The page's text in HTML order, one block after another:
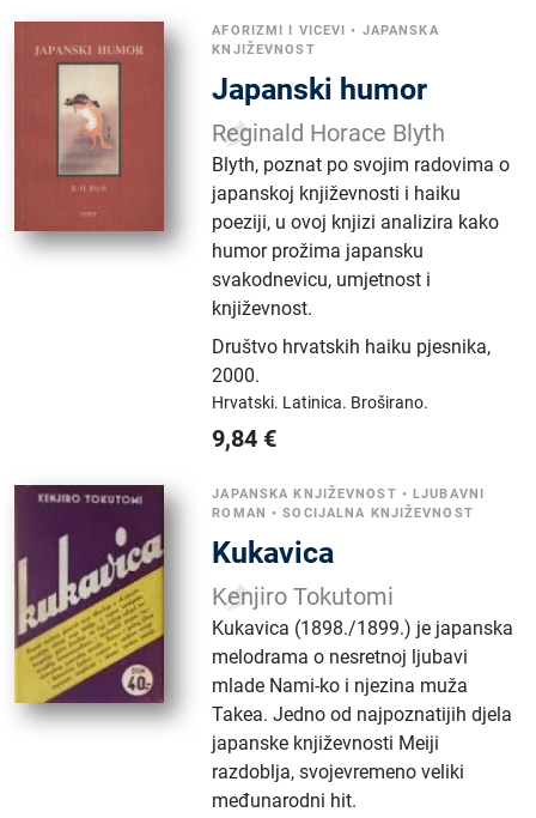
AFORIZMI I VICEVI • JAPANSKA
KNJIŽEVNOST
Japanski humor
Reginald Horace Blyth
Blyth, poznat po svojim radovima o
japanskoj književnosti i haiku
poeziji, u ovoj knjizi analizira kako
humor prožima japansku
svakodnevicu, umjetnost i
književnost.
Društvo hrvatskih haiku pjesnika,
2000.
Hrvatski. Latinica. Broširano.
9,84 €
JAPANSKA KNJIŽEVNOST •LJUBAVNI
ROMAN •SOCIJALNA KNJIŽEVNOST
Kukavica
Kenjiro Tokutomi
Kukavica (1898./1899.) je japanska
melodrama o nesretnoj ljubavi
mlade Nami-ko i njezina muža
Takea. Jedno od najpoznatijih djela
japanske književnosti Meiji
razdoblja, svojevremeno veliki
međunarodni hit.